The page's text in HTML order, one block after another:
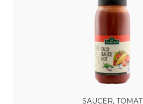
SAUCER, TOMAT